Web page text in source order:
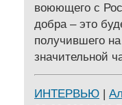
воюющего с
добра – это
получившего
значительной
ИНТЕРВЬЮ |